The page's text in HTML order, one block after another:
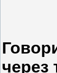
через